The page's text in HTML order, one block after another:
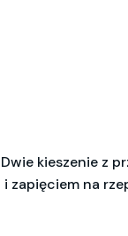
kieszenie z
zapięciem na